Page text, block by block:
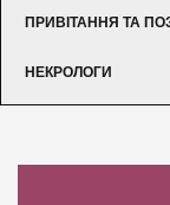
ПРИВІТАННЯ ТА
НЕКРОЛОГИ